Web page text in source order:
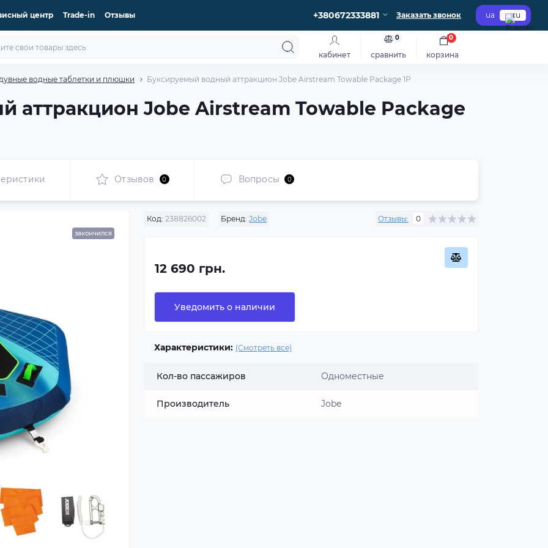
центр Trade-in Отзывы +380672333881 Заказать звонок ua ru
кабинет сравнить
0
корзина
0
водные таблетки и плюшки Буксируемый водный аттракцион Jobe Airstream Towable Package 1P
аттракцион Jobe Airstream Towable Package
Отзывов 0 Вопросы 0
закончился
Код: 238826002 Бренд: Jobe Отзывы: 0
12 690 грн.
Уведомить о наличии
Характеристики: (Смотреть все)
Кол-во пассажиров Одноместные
Производитель Jobe